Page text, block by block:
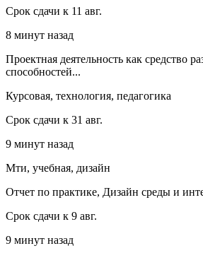
Срок сдачи к 11 авг.
8 минут назад
Проектная деятельность как средство
способностей...
Курсовая, технология, педагогика
Срок сдачи к 31 авг.
9 минут назад
Мти, учебная, дизайн
Отчет по практике, Дизайн среды и
Срок сдачи к 9 авг.
9 минут назад